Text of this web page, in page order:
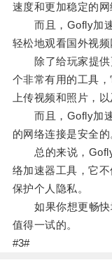
速度和更加稳定的网
而且，Gofly加速
轻松地观看国外视频
除了给玩家提供
个非常有用的工具
上传视频和照片，
而且，Gofly加速
的网络连接是安全的
总的来说，Gofly
络加速器工具，它
保护个人隐私。
如果你想更畅快
值得一试的。
#3#